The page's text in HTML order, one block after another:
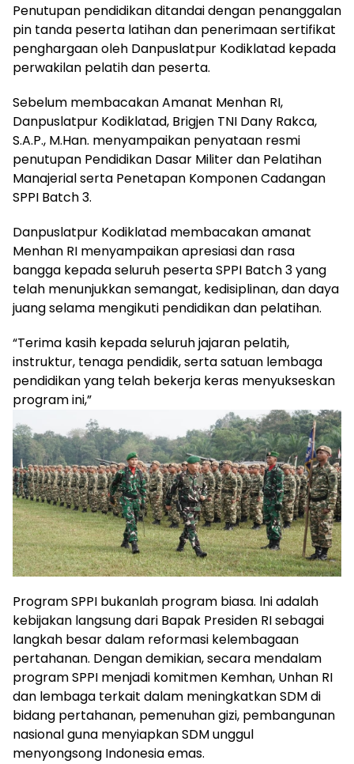
Penutupan pendidikan ditandai dengan penanggalan
pin tanda peserta latihan dan penerimaan sertifikat
penghargaan oleh Danpuslatpur Kodiklatad kepada
perwakilan pelatih dan peserta.
Sebelum membacakan Amanat Menhan RI,
Danpuslatpur Kodiklatad, Brigjen TNI Dany Rakca,
S.A.P., M.Han. menyampaikan penyataan resmi
penutupan Pendidikan Dasar Militer dan Pelatihan
Manajerial serta Penetapan Komponen Cadangan
SPPI Batch 3.
Danpuslatpur Kodiklatad membacakan amanat
Menhan RI menyampaikan apresiasi dan rasa
bangga kepada seluruh peserta SPPI Batch 3 yang
telah menunjukkan semangat, kedisiplinan, dan daya
juang selama mengikuti pendidikan dan pelatihan.
“Terima kasih kepada seluruh jajaran pelatih,
instruktur, tenaga pendidik, serta satuan lembaga
pendidikan yang telah bekerja keras menyukseskan
program ini,”
Program SPPI bukanlah program biasa. lni adalah
kebijakan langsung dari Bapak Presiden RI sebagai
langkah besar dalam reformasi kelembagaan
pertahanan. Dengan demikian, secara mendalam
program SPPI menjadi komitmen Kemhan, Unhan RI
dan lembaga terkait dalam meningkatkan SDM di
bidang pertahanan, pemenuhan gizi, pembangunan
nasional guna menyiapkan SDM unggul
menyongsong Indonesia emas.